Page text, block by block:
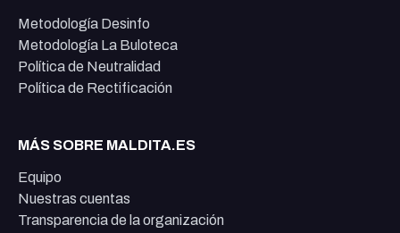
Metodología Desinfo
Metodología La Buloteca
Política de Neutralidad
Política de Rectificación
MÁS SOBRE MALDITA.ES
Equipo
Nuestras cuentas
Transparencia de la organización